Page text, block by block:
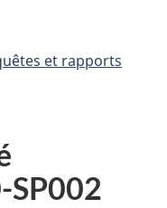
et rapports
SP002